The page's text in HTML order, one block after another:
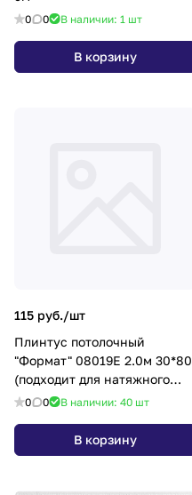
0 0 В наличии: 1 шт
В корзину
115 руб./шт
Плинтус потолочный
"Формат" 08019Е 2.0м 30*80
(подходит для натяжного
потолка) *60
0 0 В наличии: 40 шт
В корзину